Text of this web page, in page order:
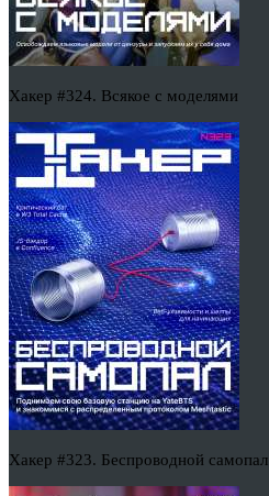
Хакер #324. Всякое с моделями
Хакер #323. Беспроводной самопал